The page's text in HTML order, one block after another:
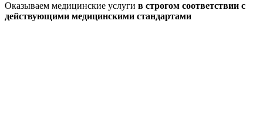
Оказываем медицинские услуги в строгом соответствии с
действующими медицинскими стандартами